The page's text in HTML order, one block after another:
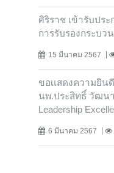
ศิริราช เข้ารับปร
การรับรองกระบว
15 มีนาคม 2567
ขอเเสดงความยิน
นพ.ประสิทธิ์ วัฒน
Leadership
6 มีนาคม 2567